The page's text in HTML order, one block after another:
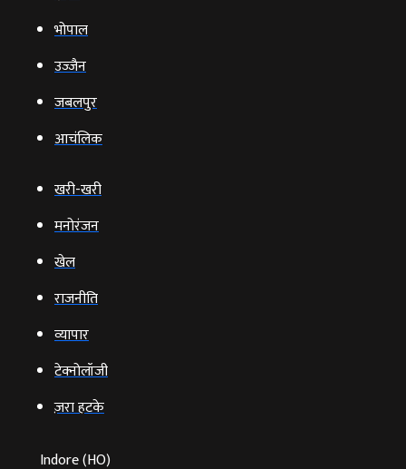
भोपाल
उज्‍जैन
जबलपुर
आचंलिक
खरी-खरी
मनोरंजन
खेल
राजनीति
व्‍यापार
टेक्‍नोलॉजी
ज़रा हटके
Indore (HO)